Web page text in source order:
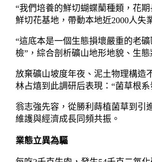
“我們培養的鮮切蝴蝶蘭種類，花
鮮切花基地，帶動本地近2000人失
“這底本是一個生態損壞嚴重的老
檢”，綜合剖析礦山地形地貌、生
放棄礦山坡度年夜、泥土物理構造
林占熺到此調研后表現：“菌草根
翁志強先容，從勝利蒔植菌草到引
維護與經濟成長同頻共振。
業態立異為驅